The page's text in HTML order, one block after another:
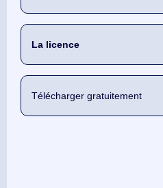
La licence
Télécharger gratuitement